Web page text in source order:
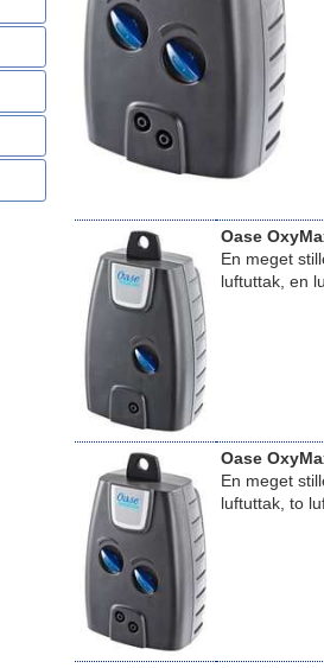
Oase
En meget
luftuttak, en
Oase
En meget
luftuttak, to